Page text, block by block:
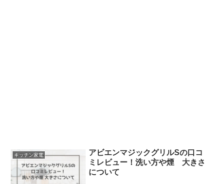
キッチン家電
アビエンマジックグリルSの口コ
ミレビュー！洗い方や煙 大きさ
について